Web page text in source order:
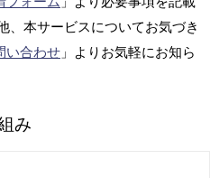
、本サービスについてお気づき
い合わせ 」よりお気軽にお知ら
み